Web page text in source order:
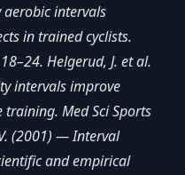
intervals
in trained cyclists.
Helgerud, J. et al.
intervals improve
Med Sci Sports
(2001) — Interval
and empirical